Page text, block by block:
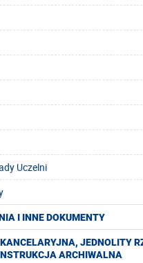
Uczelni
I INNE DOKUMENTY
JEDNOLITY
ARCHIWALNA